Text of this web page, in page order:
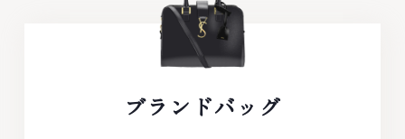
ブランドバッグ